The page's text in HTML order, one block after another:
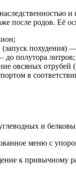
после родов.
(запуск
до полутора литров;
овсяных отрубей
в
и
меню с
к привычному